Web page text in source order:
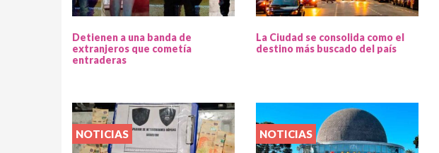
Detienen a una banda de
extranjeros que cometía
entraderas
La Ciudad se consolida como el
destino más buscado del país
NOTICIAS NOTICIAS